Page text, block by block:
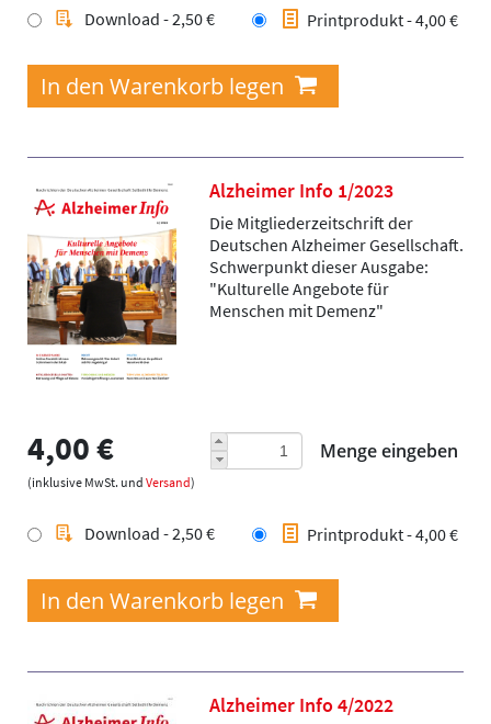
Printprodukt - 4,00 €
Download - 2,50 €
Alzheimer Info 1/2023
Die Mitgliederzeitschrift der
Deutschen Alzheimer Gesellschaft.
Schwerpunkt dieser Ausgabe:
"Kulturelle Angebote für
Menschen mit Demenz"
4,00 €
(inklusive MwSt. und Versand)
Printprodukt - 4,00 €
Download - 2,50 €
Menge eingeben
Alzheimer Info 4/2022